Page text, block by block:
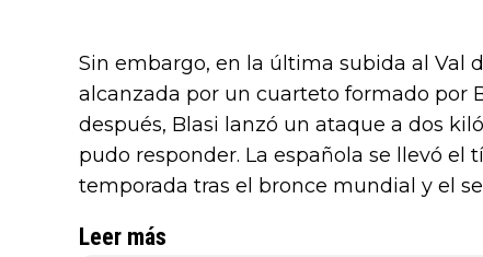
Sin embargo, en la última subida al Val
alcanzada por un cuarteto formado por
después, Blasi lanzó un ataque a dos
pudo responder. La española se llevó
temporada tras el bronce mundial y el
Leer más